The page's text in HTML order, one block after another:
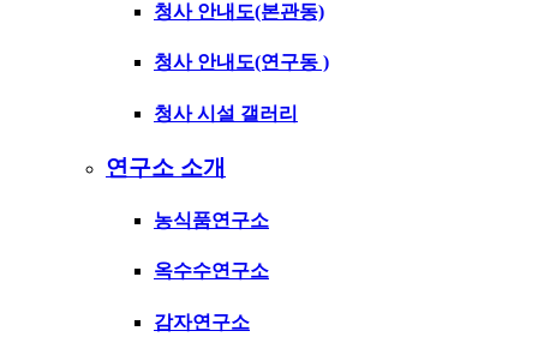
청사 안내도(본관동)
청사 안내도(연구동 )
청사 시설 갤러리
연구소 소개
농식품연구소
옥수수연구소
감자연구소